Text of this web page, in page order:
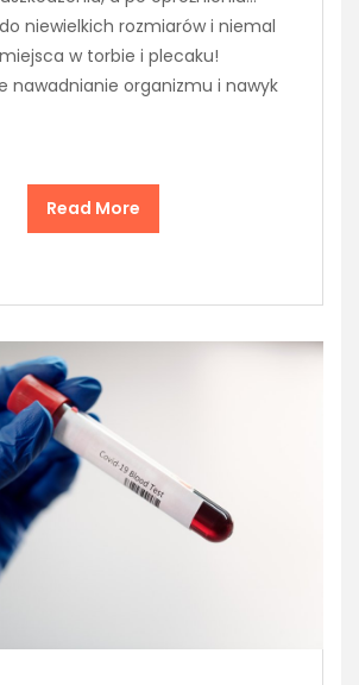
niewielkich rozmiarów i niemal
w torbie i plecaku!
nawadnianie organizmu i nawyk
Read More